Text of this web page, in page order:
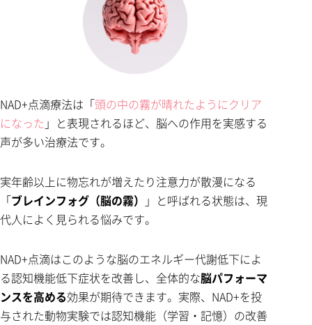
NAD+点滴療法は「頭の中の霧が晴れたようにクリア
になった 」と表現されるほど、脳への作用を実感する
声が多い治療法です。
実年齢以上に物忘れが増えたり注意力が散漫になる
「ブレインフォグ（脳の霧） 」と呼ばれる状態は、現
代人によく見られる悩みです。
NAD+点滴はこのような脳のエネルギー代謝低下によ
る認知機能低下症状を改善し、全体的な脳パフォーマ
ンスを高める効果が期待できます。実際、NAD+を投
与された動物実験では認知機能（学習・記憶）の改善